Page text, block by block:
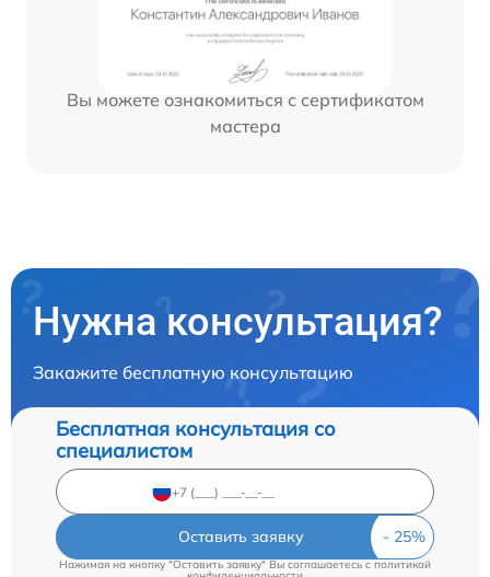
Вы можете ознакомиться с сертификатом
мастера
Нужна консультация?
Закажите бесплатную консультацию
Бесплатная консультация со
специалистом
Оставить заявку
Нажимая на кнопку "Оставить заявку" Вы соглашаетесь c политикой